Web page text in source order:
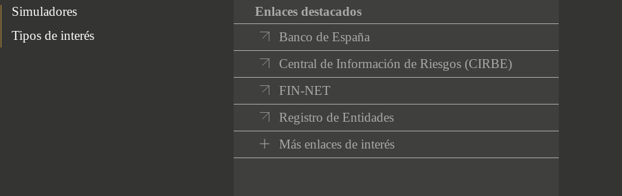
Simuladores
Tipos de interés
Enlaces destacados
Banco de España
Central de Información de Riesgos (CIRBE)
FIN-NET
Registro de Entidades
Más enlaces de interés